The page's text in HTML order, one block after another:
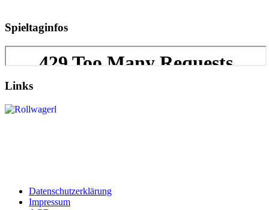
Spieltaginfos
Links
Datenschutzerklärung
Impressum